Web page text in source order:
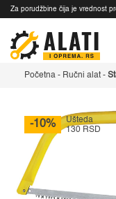
Za porudžbine čija je vrednost
Početna - Ručni alat -
-10%
Ušteda
130 RSD